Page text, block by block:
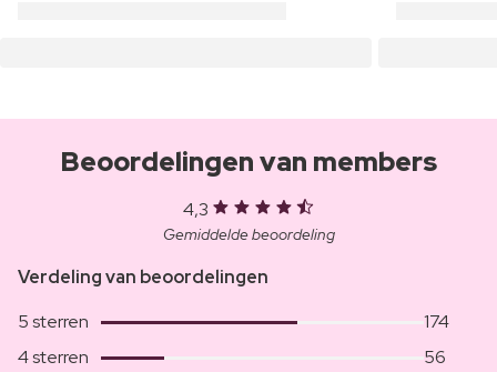
Beoordelingen van members
4,3
Gemiddelde beoordeling
Verdeling van beoordelingen
5 sterren
174
4 sterren
56